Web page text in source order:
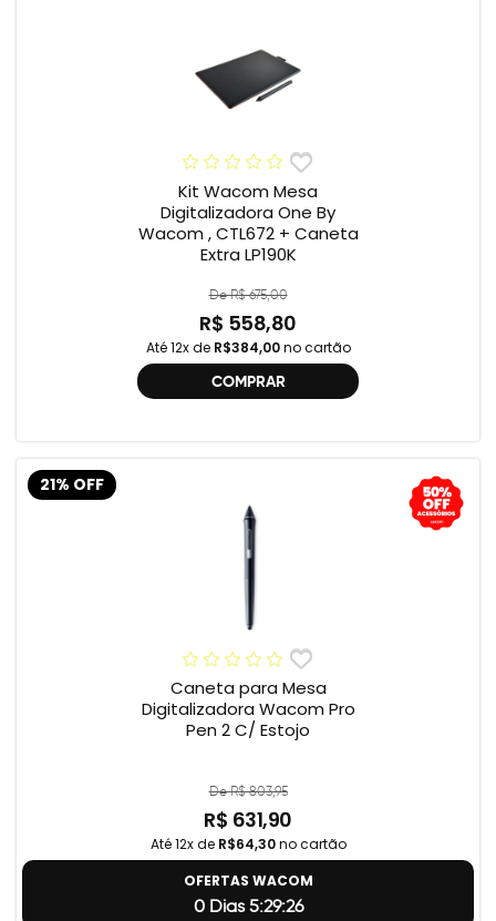
Kit Wacom Mesa
Digitalizadora One By
Wacom , CTL672 + Caneta
Extra LP190K
De R$ 675,00
R$ 558,80
Até 12x de R$384,00no cartão
COMPRAR
21% OFF
Caneta para Mesa
Digitalizadora Wacom Pro
Pen 2 C/ Estojo
De R$ 803,95
R$ 631,90
Até 12x de R$64,30no cartão
OFERTAS WACOM
0 Dias 5:29:24